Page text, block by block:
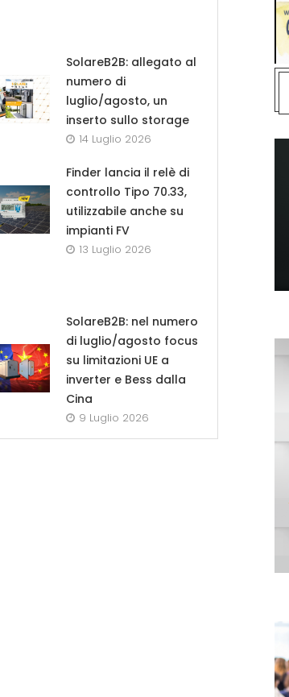
SolareB2B: allegato al
numero di
luglio/agosto, un
inserto sullo storage
14 Luglio 2026
Finder lancia il relè di
controllo Tipo 70.33,
utilizzabile anche su
impianti FV
13 Luglio 2026
SolareB2B: nel numero
di luglio/agosto focus
su limitazioni UE a
inverter e Bess dalla
Cina
9 Luglio 2026